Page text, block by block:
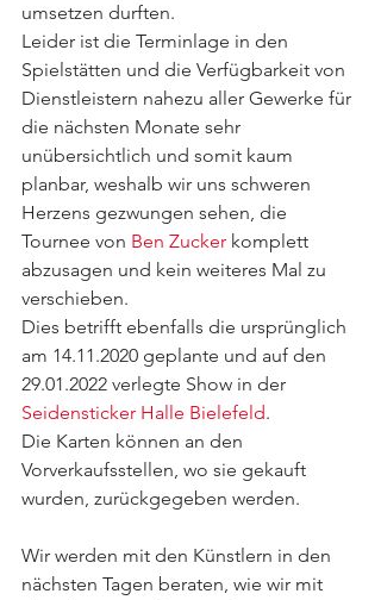
umsetzen durften.
Leider ist die Terminlage in den
Spielstätten und die Verfügbarkeit von
Dienstleistern nahezu aller Gewerke für
die nächsten Monate sehr
unübersichtlich und somit kaum
planbar, weshalb wir uns schweren
Herzens gezwungen sehen, die
Tournee von Ben Zucker komplett
abzusagen und kein weiteres Mal zu
verschieben.
Dies betrifft ebenfalls die ursprünglich
am 14.11.2020 geplante und auf den
29.01.2022 verlegte Show in der
Seidensticker Halle Bielefeld.
Die Karten können an den
Vorverkaufsstellen, wo sie gekauft
wurden, zurückgegeben werden.
Wir werden mit den Künstlern in den
nächsten Tagen beraten, wie wir mit